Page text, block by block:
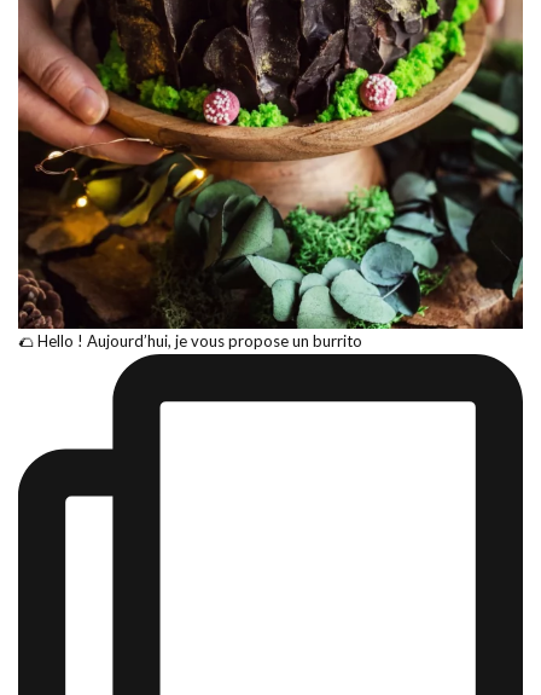
🌮 Hello ! Aujourd’hui, je vous propose un burrito